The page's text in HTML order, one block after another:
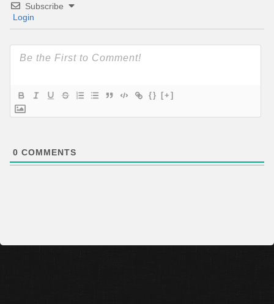
Subscribe
Login
{} [+]
0 COMMENTS